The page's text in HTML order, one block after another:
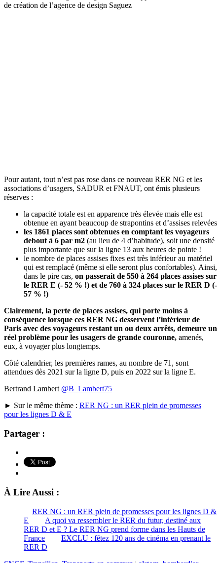
de création de l’agence de design Saguez
Pour autant, tout n’est pas rose dans ce nouveau RER NG et les
associations d’usagers, SADUR et FNAUT, ont émis plusieurs
réserves :
la capacité totale est en apparence très élevée mais elle est
obtenue en ayant beaucoup de strapontins et d’assises relevées
les 1861 places sont obtenues en comptant les voyageurs
debout à 6 par m2 (au lieu de 4 d’habitude), soit une densité
plus importante que sur la ligne 13 aux heures de pointe !
le nombre de places assises fixes est très inférieur au matériel
qui est remplacé (même si elle seront plus confortables). Ainsi,
dans le pire cas, on passerait de 550 à 264 places assises sur
le RER E (- 52 % !) et de 760 à 324 places sur le RER D (-
57 % !)
Clairement, la perte de places assises, qui porte moins à
conséquence lorsque ces RER NG desservent l’intérieur de
Paris avec des voyageurs restant un ou deux arrêts, demeure un
réel problème pour les usagers de grande couronne, amenés,
eux, à voyager plus longtemps.
Côté calendrier, les premières rames, au nombre de 71, sont
attendues dès 2021 sur la ligne D, puis en 2022 sur la ligne E.
Bertrand Lambert @B_Lambert75
► Sur le même thème : RER NG : un RER plein de promesses
pour les lignes D & E
Partager :
À Lire Aussi :
RER NG : un RER plein de promesses pour les lignes D &
E
A quoi va ressembler le RER du futur, destiné aux
RER D et E ? Le RER NG prend forme dans les Hauts de
France
EXCLU : fêtez 120 ans de cinéma en prenant le
RER D